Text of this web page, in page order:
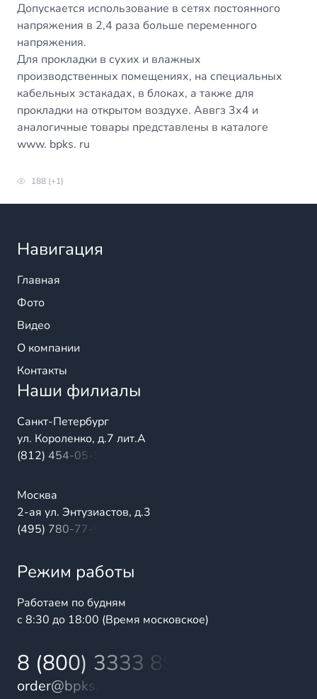
Допускается использование в сетях постоянного
напряжения в 2,4 раза больше переменного
напряжения.
Для прокладки в сухих и влажных
производственных помещениях, на специальных
кабельных эстакадах, в блоках, а также для
прокладки на открытом воздухе. Аввгз 3х4 и
аналогичные товары представлены в каталоге
www. bpks. ru
188 (+1)
Навигация
Главная
Фото
Видео
О компании
Контакты
Наши филиалы
Санкт-Петербург
ул. Короленко, д.7 лит.А
(812) 454-05-54
Москва
2-ая ул. Энтузиастов, д.3
(495) 780-77-98
Режим работы
Работаем по будням
с 8:30 до 18:00 (Время московское)
8 (800) 3333 899
order@bpks.ru